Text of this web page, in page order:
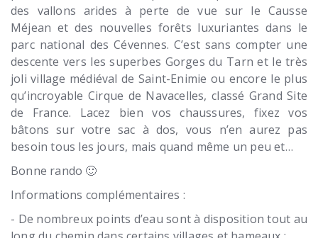
des vallons arides à perte de vue sur le Causse
Méjean et des nouvelles forêts luxuriantes dans le
parc national des Cévennes. C’est sans compter une
descente vers les superbes Gorges du Tarn et le très
joli village médiéval de Saint-Enimie ou encore le plus
qu’incroyable Cirque de Navacelles, classé Grand Site
de France. Lacez bien vos chaussures, fixez vos
bâtons sur votre sac à dos, vous n’en aurez pas
besoin tous les jours, mais quand même un peu et…
Bonne rando 🙂
Informations complémentaires :
- De nombreux points d’eau sont à disposition tout au